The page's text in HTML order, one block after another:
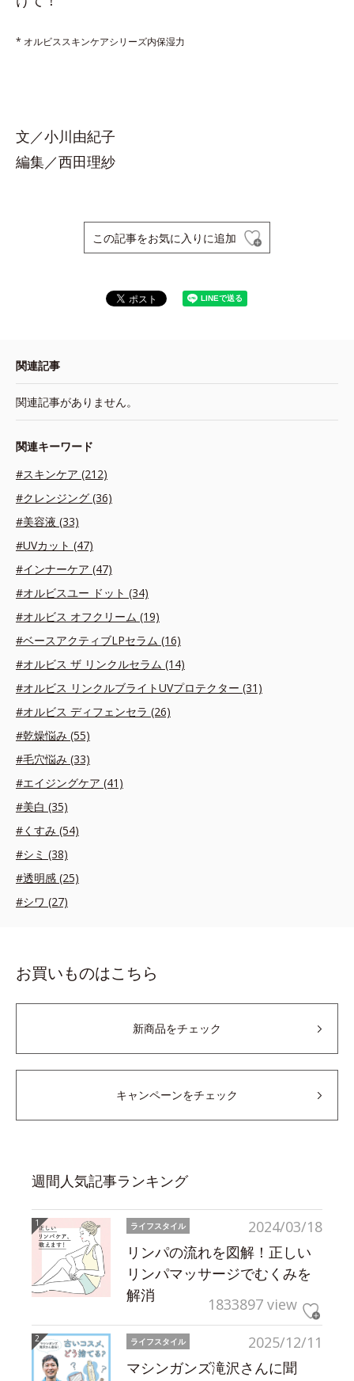
* オルビススキンケアシリーズ内保湿力
文／小川由紀子
編集／西田理紗
この記事をお気に入りに追加
関連記事
関連記事がありません。
関連キーワード
#スキンケア (212)
#クレンジング (36)
#美容液 (33)
#UVカット (47)
#インナーケア (47)
#オルビスユー ドット (34)
#オルビス オフクリーム (19)
#ベースアクティブLPセラム (16)
#オルビス ザ リンクルセラム (14)
#オルビス リンクルブライトUVプロテクター (31)
#オルビス ディフェンセラ (26)
#乾燥悩み (55)
#毛穴悩み (33)
#エイジングケア (41)
#美白 (35)
#くすみ (54)
#シミ (38)
#透明感 (25)
#シワ (27)
お買いものはこちら
新商品をチェック
キャンペーンをチェック
週間人気記事ランキング
2024/03/18
ライフスタイル
リンパの流れを図解！正しい
リンパマッサージでむくみを
解消
1833897 view
2025/12/11
ライフスタイル
マシンガンズ滝沢さんに聞